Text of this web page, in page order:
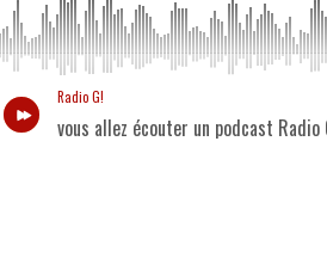
Radio G!
vous allez écouter un podcast